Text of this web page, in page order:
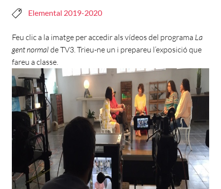
Elemental 2019-2020
Feu clic a la imatge per accedir als vídeos del programa La
gent normal de TV3. Trieu-ne un i prepareu l’exposició que
fareu a classe.